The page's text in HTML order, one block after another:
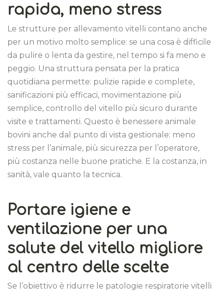
rapida, meno stress
Le strutture per allevamento vitelli contano anche
per un motivo molto semplice: se una cosa è difficile
da pulire o lenta da gestire, nel tempo si fa meno e
peggio. Una struttura pensata per la pratica
quotidiana permette: pulizie rapide e complete,
sanificazioni più efficaci, movimentazione più
semplice, controllo del vitello più sicuro durante
visite e trattamenti. Questo è benessere animale
bovini anche dal punto di vista gestionale: meno
stress per l’animale, più sicurezza per l’operatore,
più costanza nelle buone pratiche. E la costanza, in
sanità, vale quanto la tecnica.
Portare igiene e
ventilazione per una
salute del vitello migliore
al centro delle scelte
Se l’obiettivo è ridurre le patologie respiratorie vitelli